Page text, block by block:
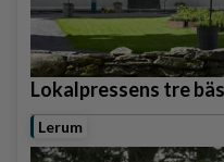
Lokalpressens tre
Lerum